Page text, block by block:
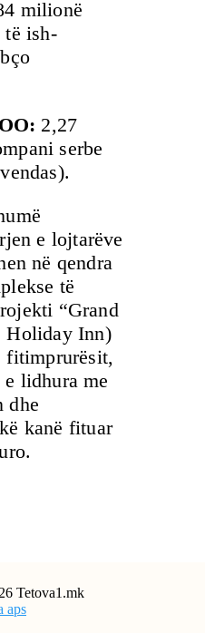
milionë
të ish-
2,27
serbe
e lojtarëve
në qendra
të
“Grand
Holiday Inn)
fitimprurësit,
lidhura me
dhe
kanë fituar
Tetova1.mk
aps